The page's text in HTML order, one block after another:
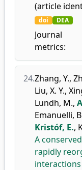
(article
doi DEA
Journal
metrics:
24.Zhang, Y.,
Liu, X. Y.,
Lundh, M.,
Emanuelli,
Kristóf, E.,
A
rapidly